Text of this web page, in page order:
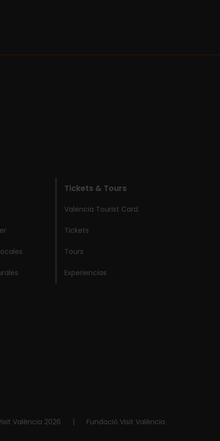
Tickets & Tours
Valencia Tourist Card
Tickets
Tours
Experiencias
València 2026 | Fundació Visit València